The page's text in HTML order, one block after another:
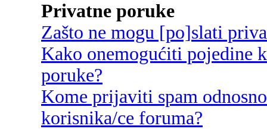
Privatne poruke
Zašto ne mogu [po]slati
Kako onemogućiti pojedine
poruke?
Kome prijaviti spam
korisnika/ce foruma?